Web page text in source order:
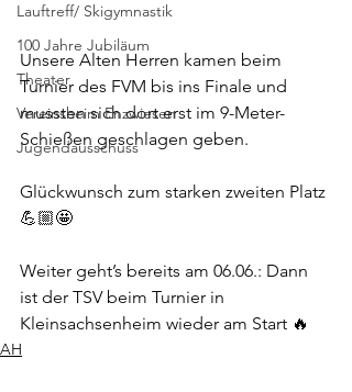
Lauftreff/ Skigymnastik
100 Jahre Jubiläum
Theater
Vereinsheim Enzwiesen
Jugendausschuss
Unsere Alten Herren kamen beim
Turnier des FVM bis ins Finale und
mussten sich dort erst im 9-Meter-
Schießen geschlagen geben.
Glückwunsch zum starken zweiten Platz
💪🏼🤩
Weiter geht’s bereits am 06.06.: Dann
ist der TSV beim Turnier in
Kleinsachsenheim wieder am Start 🔥
AH